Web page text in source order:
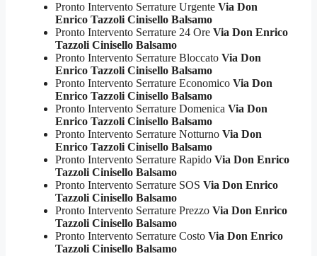
Pronto Intervento Serrature Urgente Via Don
Enrico Tazzoli Cinisello Balsamo
Pronto Intervento Serrature 24 Ore Via Don Enrico
Tazzoli Cinisello Balsamo
Pronto Intervento Serrature Bloccato Via Don
Enrico Tazzoli Cinisello Balsamo
Pronto Intervento Serrature Economico Via Don
Enrico Tazzoli Cinisello Balsamo
Pronto Intervento Serrature Domenica Via Don
Enrico Tazzoli Cinisello Balsamo
Pronto Intervento Serrature Notturno Via Don
Enrico Tazzoli Cinisello Balsamo
Pronto Intervento Serrature Rapido Via Don Enrico
Tazzoli Cinisello Balsamo
Pronto Intervento Serrature SOS Via Don Enrico
Tazzoli Cinisello Balsamo
Pronto Intervento Serrature Prezzo Via Don Enrico
Tazzoli Cinisello Balsamo
Pronto Intervento Serrature Costo Via Don Enrico
Tazzoli Cinisello Balsamo